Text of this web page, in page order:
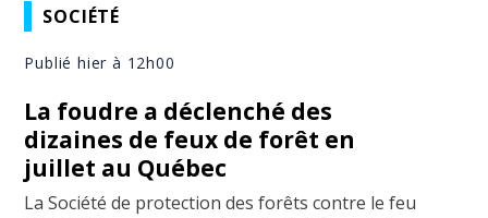
SOCIÉTÉ
Publié hier à 12h00
La foudre a déclenché des
dizaines de feux de forêt en
juillet au Québec
La Société de protection des forêts contre le feu